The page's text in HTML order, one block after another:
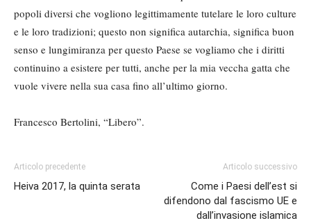
popoli diversi che vogliono legittimamente tutelare le loro culture
e le loro tradizioni; questo non significa autarchia, significa buon
senso e lungimiranza per questo Paese se vogliamo che i diritti
continuino a esistere per tutti, anche per la mia veccha gatta che
vuole vivere nella sua casa fino all’ultimo giorno.
Francesco Bertolini, “Libero”.
Articolo precedente
Heiva 2017, la quinta serata
Articolo successivo
Come i Paesi dell’est si
difendono dal fascismo UE e
dall’invasione islamica